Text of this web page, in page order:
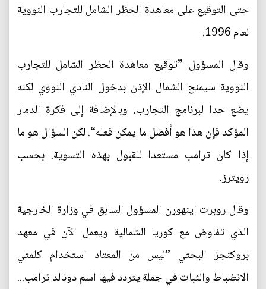
حتى التوقيع على معاهدة الحظر الشامل للتجارب النووية
لعام 1996.
وقال المسؤول ”توقيع معاهدة الحظر الشامل للتجارب
النووية سيمنح الشمال الإذن بدخول النادي النووي لكنه
يضع حدا لبرنامج التجارب. وبالإضافة إلى فكرة الدمار
المؤكد فإن هذا هو أفضل ما يمكن فعله“. لكن السؤال هو ما
إذا كان ترامب مستعدا للقبول بهذه التسوية. بحسب
رويترز.
وقال روبرت اينهورن المسؤول السابق في وزارة الخارجية
الذي تفاوض مع كوريا الشمالية ويعمل الآن في معهد
بروكنجز البحثي ”ليس من المعتاد استخدام كلمتي
الانضباط والثبات في جملة يتردد فيها اسم دونالد ترامب...